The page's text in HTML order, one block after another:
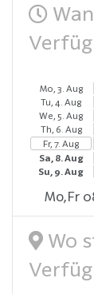
Mo, 3. Aug
Tu, 4. Aug
We, 5. Aug
Th, 6. Aug
Fr, 7. Aug
Sa, 8. Aug
Su, 9. Aug
Mo,Fr
Wo